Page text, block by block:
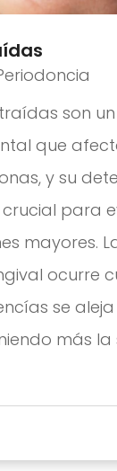
son un
que
y su
para
mayores.
ocurre
se
más la